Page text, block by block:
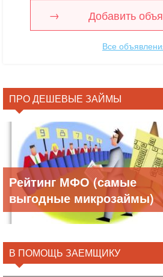
Добавить
Все
ПРО ДЕШЕВЫЕ ЗАЙМЫ
Рейтинг МФО (самые
выгодные микрозаймы)
В ПОМОЩЬ ЗАЕМЩИКУ